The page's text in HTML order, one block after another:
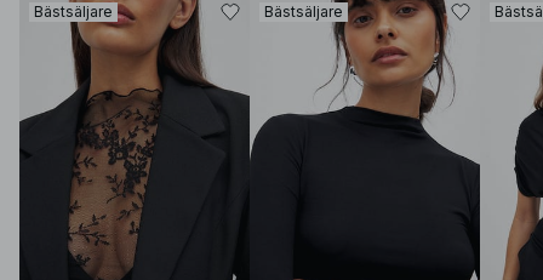
Bästsäljare Bästsäljare